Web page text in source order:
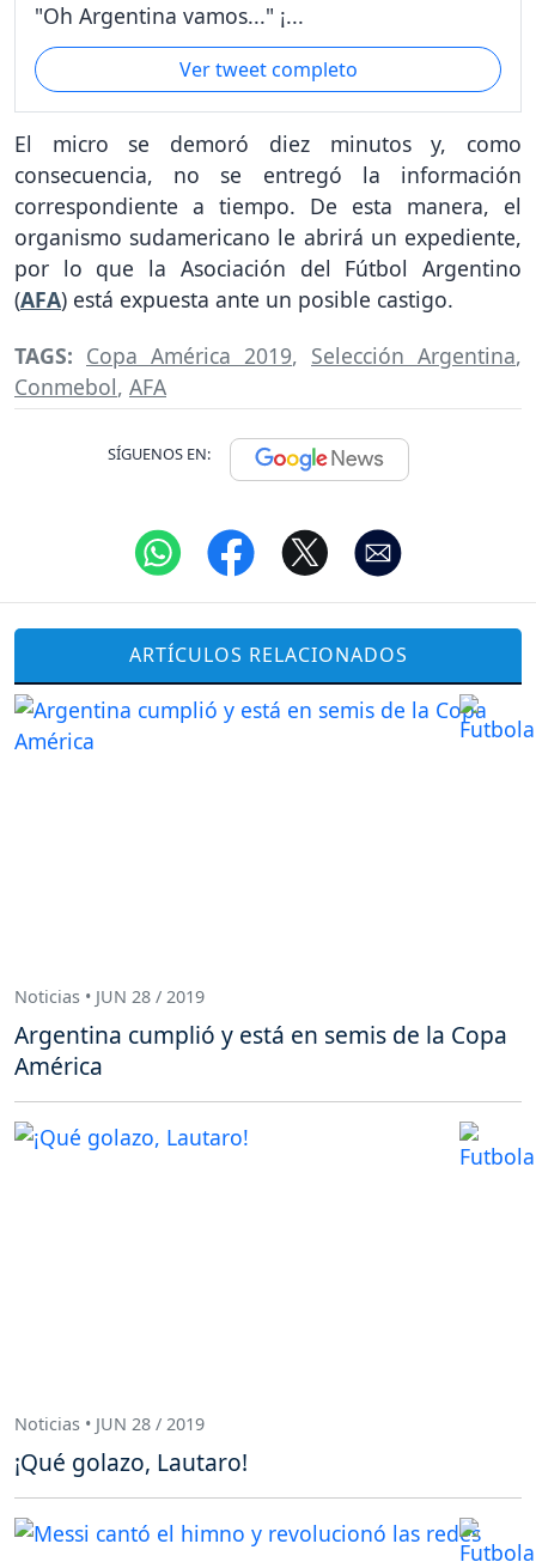
"Oh Argentina vamos..." ¡...
Ver tweet completo
El micro se demoró diez minutos y, como
consecuencia, no se entregó la información
correspondiente a tiempo. De esta manera, el
organismo sudamericano le abrirá un expediente,
por lo que la Asociación del Fútbol Argentino
(AFA) está expuesta ante un posible castigo.
TAGS: Copa América 2019, Selección Argentina,
Conmebol, AFA
SÍGUENOS EN:
ARTÍCULOS RELACIONADOS
Noticias • JUN 28 / 2019
Argentina cumplió y está en semis de la Copa
América
Noticias • JUN 28 / 2019
¡Qué golazo, Lautaro!